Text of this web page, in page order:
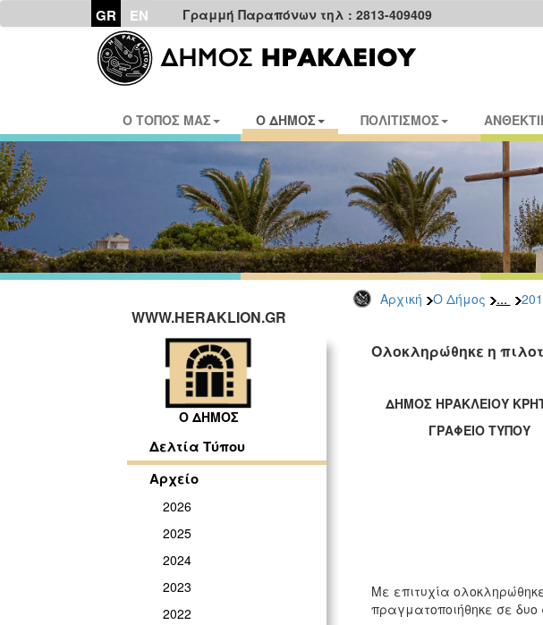
GR EN Γραμμή Παραπόνων τηλ : 2813-409409
Ο ΤΟΠΟΣ ΜΑΣ Ο ΔΗΜΟΣ ΠΟΛΙΤΙΣΜΟΣ
Αρχική Ο Δήμος ...
WWW.HERAKLION.GR
Ο ΔΗΜΟΣ
Δελτία Τύπου
Αρχείο
2026
2025
2024
2023
2022
Ολοκληρώθηκε η
ΔΗΜΟΣ ΗΡΑΚΛΕΙΟΥ
ΓΡΑΦΕΙΟ ΤΥΠΟΥ
Με επιτυχία
πραγματοποιήθηκε σε δυο